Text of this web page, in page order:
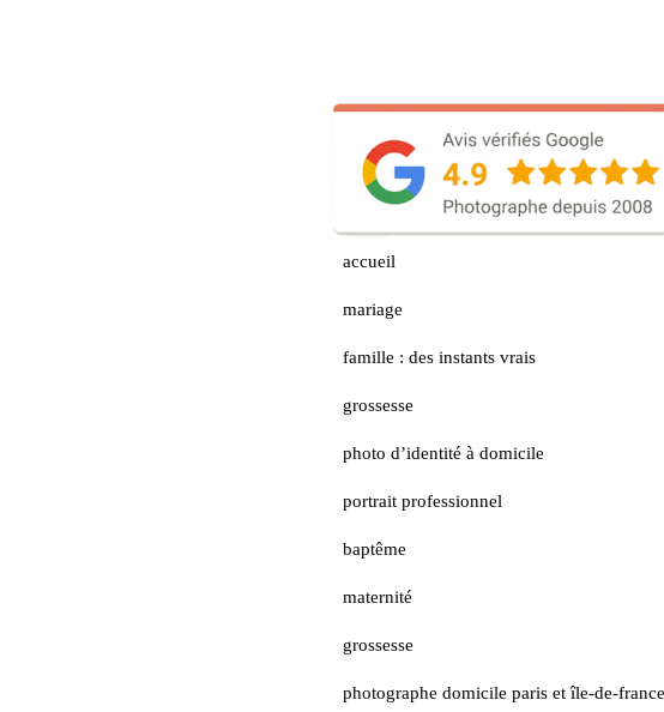
accueil
mariage
famille : des instants vrais
grossesse
photo d’identité à domicile
portrait professionnel
baptême
maternité
grossesse
photographe domicile paris et île-de-france